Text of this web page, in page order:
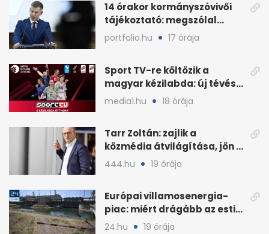
14 órakor kormányszóvivői
tájékoztató: megszólal
Magyar Péter is
portfolio.hu 17 órája
Sport TV-re költözik a
magyar kézilabda: új tévés
megállapodás
media1.hu 18 órája
Tarr Zoltán: zajlik a
közmédia átvilágítása, jön a
nyilvános véleményezés
444.hu 19 órája
Európai villamosenergia-
piac: miért drágább az esti
áram Magyarországon
24.hu 19 órája